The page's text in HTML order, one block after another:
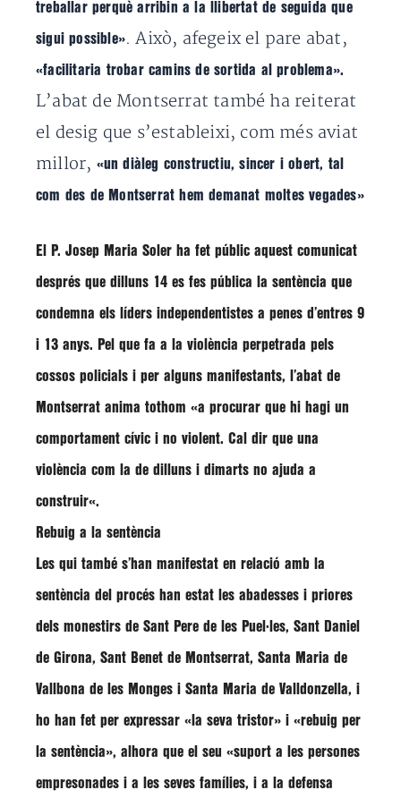
treballar perquè arribin a la llibertat de seguida que
sigui possible». Això, afegeix el pare abat,
«facilitaria trobar camins de sortida al problema».
L’abat de Montserrat també ha reiterat
el desig que s’estableixi, com més aviat
millor, «un diàleg constructiu, sincer i obert, tal
com des de Montserrat hem demanat moltes vegades»
El P. Josep Maria Soler ha fet públic aquest comunicat
després que dilluns 14 es fes pública la sentència que
condemna els líders independentistes a penes d’entres 9
i 13 anys. Pel que fa a la violència perpetrada pels
cossos policials i per alguns manifestants, l’abat de
Montserrat anima tothom «a procurar que hi hagi un
comportament cívic i no violent. Cal dir que una
violència com la de dilluns i dimarts no ajuda a
construir«.
Rebuig a la sentència
Les qui també s’han manifestat en relació amb la
sentència del procés han estat les abadesses i priores
dels monestirs de Sant Pere de les Puel·les, Sant Daniel
de Girona, Sant Benet de Montserrat, Santa Maria de
Vallbona de les Monges i Santa Maria de Valldonzella, i
ho han fet per expressar «la seva tristor» i «rebuig per
la sentència», alhora que el seu «suport a les persones
empresonades i a les seves famílies, i a la defensa